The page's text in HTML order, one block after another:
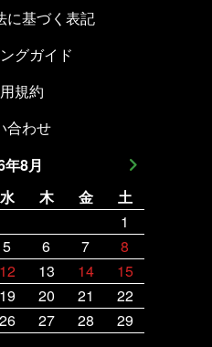
に基づく表記
グガイド
規約
合わせ
年8月
水 木 金
土
1
5 6 7
8
12 13 14
15
19 20 21
22
26 27 28
29